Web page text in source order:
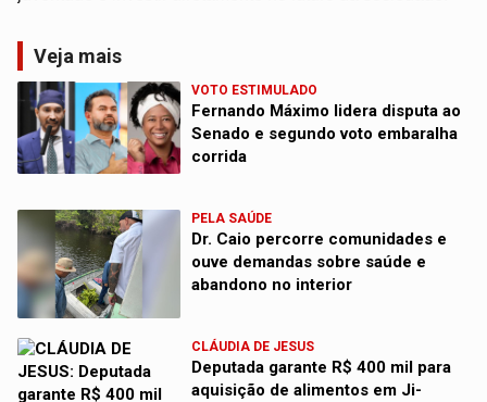
Veja mais
VOTO ESTIMULADO
Fernando Máximo lidera disputa ao
Senado e segundo voto embaralha
corrida
PELA SAÚDE
Dr. Caio percorre comunidades e
ouve demandas sobre saúde e
abandono no interior
CLÁUDIA DE JESUS
Deputada garante R$ 400 mil para
aquisição de alimentos em Ji-